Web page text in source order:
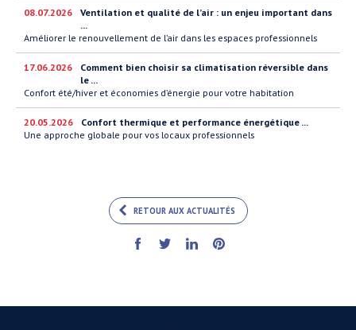
08.07.2026
Ventilation et qualité de l’air : un enjeu important dans
...
Améliorer le renouvellement de l’air dans les espaces professionnels
17.06.2026
Comment bien choisir sa climatisation réversible dans
le ...
Confort été/hiver et économies d’énergie pour votre habitation
20.05.2026
Confort thermique et performance énergétique ...
Une approche globale pour vos locaux professionnels
RETOUR AUX ACTUALITÉS